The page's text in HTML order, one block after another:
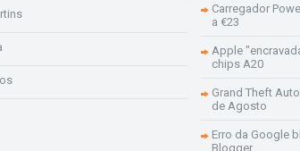
Carregador
a €23
Apple
chips A20
Grand Theft
de Agosto
Erro da Google
Blogger